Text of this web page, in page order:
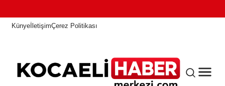
KünyeİletişimÇerez Politikası